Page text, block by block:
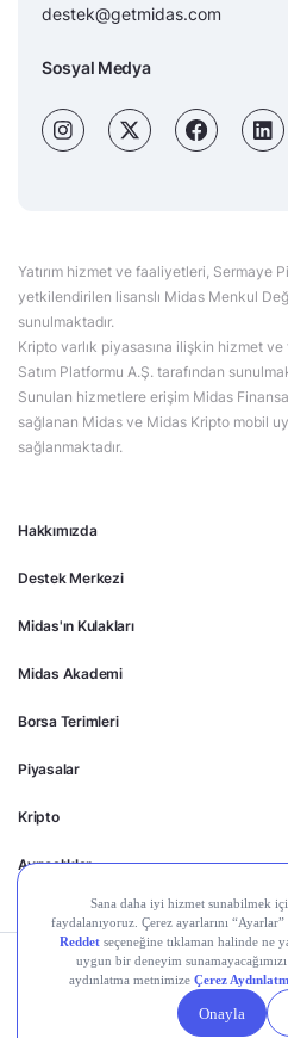
Hakkımızda
Destek Merkezi
Midas'ın Kulakları
Midas Akademi
Borsa Terimleri
Piyasalar
Kripto
Ayrıcalıklar
destek@getmidas.com
Sosyal Medya
Yatırım hizmet ve faaliyetleri, Sermaye
yetkilendirilen lisanslı Midas Menkul
sunulmaktadır.
Kripto varlık piyasasına ilişkin hizmet
Satım Platformu A.Ş. tarafından
Sunulan hizmetlere erişim Midas
sağlanan Midas ve Midas Kripto mobil
sağlanmaktadır.
Kişisel Verilerin
Gizlilik
Politikası